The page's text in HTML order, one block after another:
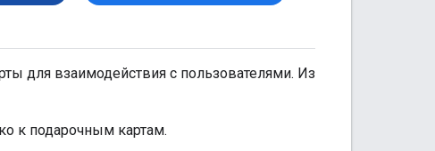
для взаимодействия с пользователями. Из
к подарочным картам.